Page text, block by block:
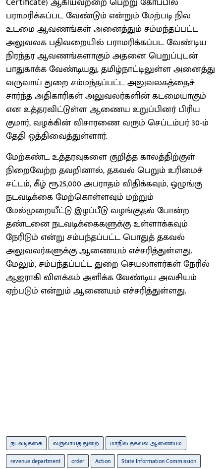
பராமரிக்கப்பட வேண்டும் என்றும் மேற்படி நில
உடமை ஆவணங்கள் அனைத்தும் சம்மந்தப்பட்ட
அலுவலக பதிவறையில் பராமரிக்கப்பட வேண்டிய
நிரந்தர ஆவணங்களாகும் அதனை பெறுப்புடன்
பாதுகாக்க வேண்டியது, தமிழ்நாட்டிலுள்ள அனைத்து
வருவாய் துறை சம்மந்தப்பட்ட அலுவலகத்தைச்
சார்ந்த அதிகாரிகள் அலுவலர்களின் கடமையாகும்
என உத்தரவிட்டுள்ள ஆணைய உறுப்பினர் பிரிய
குமார், வழக்கின் விசாரணை வரும் செப்டம்பர் 30-ம்
தேதி ஒத்திவைத்துள்ளார்.
மேற்கண்ட உத்தரவுகளை குறித்த காலத்திற்குள்
நிறைவேற்ற தவறினால், தகவல் பெறும் உரிமைச்
சட்டம், கீழ் ரூ.25,000 அபராதம் விதிக்கவும், ஒழுங்கு
நடவடிக்கை மேற்கொள்ளவும் மற்றும்
மேல்முறையீட்டு இழப்பீடு வழங்குதல் போன்ற
தண்டனை நடவடிக்கைகளுக்கு உள்ளாக்கவும்
நேரிடும் என்று சம்பந்தப்பட்ட பொதுத் தகவல்
அலுவலர்களுக்கு ஆணையம் எச்சரித்துள்ளது.
மேலும், சம்பந்தப்பட்ட துறை செயலாளர்கள் நேரில்
ஆஜராகி விளக்கம் அளிக்க வேண்டிய அவசியம்
ஏற்படும் என்றும் ஆணையம் எச்சரித்துள்ளது.
நடவடிக்கை வருவாய்த் துறை
மாநில தகவல் ஆணையம்
revenue department
order Action
State Information Commission